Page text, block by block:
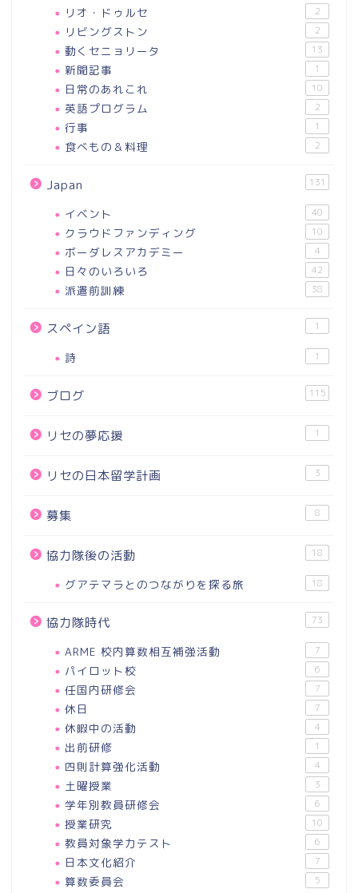
リオ・ドゥルセ
2
リビングストン 2
動くセニョリータ 13
新聞記事 1
日常のあれこれ 10
英語プログラム 2
行事 1
食べもの＆料理 2
Japan 131
イベント 40
クラウドファンディング 10
ボーダレスアカデミー 4
日々のいろいろ 42
派遣前訓練 38
スペイン語 1
詩 1
ブログ 115
リセの夢応援 1
リセの日本留学計画 3
募集 8
協力隊後の活動 18
グアテマラとのつながりを探る旅 18
協力隊時代 73
ARME 校内算数相互補強活動 7
パイロット校 6
任国内研修会 7
休日 7
休暇中の活動 4
出前研修 1
四則計算強化活動 4
土曜授業 3
学年別教員研修会 6
授業研究 10
教員対象学力テスト 6
日本文化紹介 7
算数委員会 5